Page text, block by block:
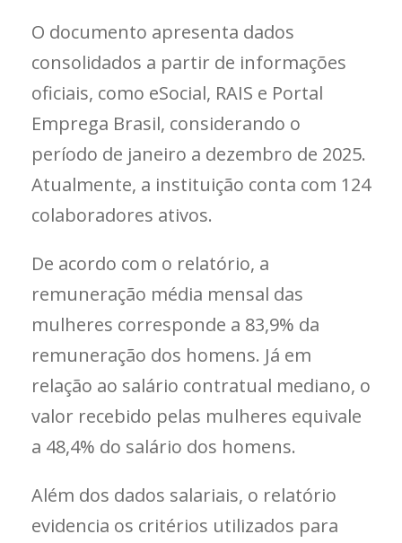
O documento apresenta dados
consolidados a partir de informações
oficiais, como eSocial, RAIS e Portal
Emprega Brasil, considerando o
período de janeiro a dezembro de 2025.
Atualmente, a instituição conta com 124
colaboradores ativos.
De acordo com o relatório, a
remuneração média mensal das
mulheres corresponde a 83,9% da
remuneração dos homens. Já em
relação ao salário contratual mediano, o
valor recebido pelas mulheres equivale
a 48,4% do salário dos homens.
Além dos dados salariais, o relatório
evidencia os critérios utilizados para